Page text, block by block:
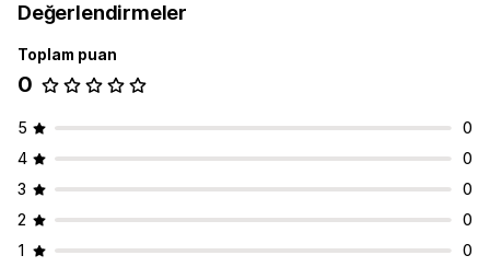
Bildirimler
Otomasyonlar
Değerlendirmeler
Toplam puan
0
5
0
4
0
3
0
2
0
1
0